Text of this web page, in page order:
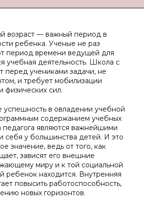
возраст — важный период в
ребенка. Ученые не раз
период времени ведущей для
учебная деятельность. Школа с
перед учениками задачи, не
и требует мобилизации
физических сил.
успешность в овладении учебной
содержанием учебных
являются важнейшими
себя у большинства детей. И это
значение, ведь от того, как
зависят его внешние
миру и к той социальной
ребенок находится. Внутренняя
повысить работоспособность,
новых горизонтов.